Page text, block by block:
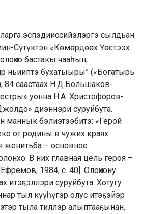
эспэдииссийэлэргэ сылдьан
Сүтүктэн «Көмөрдөөх Үөстээх
бастакы чааһын,
ньииптэ бухатыыры” («Богатырь
саастаах Н.Д.Большаков-
уонна Н.А. Христофоров-
диэннэри суруйбута.
маннык бэлиэтээбитэ: «Герой
от родины в чужих краях.
женитьба – основное
В них главная цель героя –
1984, с. 40]. Олоҥхону
итэҕэллэри суруйбута. Хотугу
тыл күүһүгэр олус итэҕэйэр
этэр тыла тиллэр алыптааҕынан,